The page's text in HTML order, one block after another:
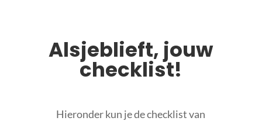
Alsjeblieft, jouw
checklist!
Hieronder kun je de checklist van